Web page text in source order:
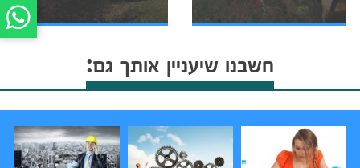
חשבנו שיעניין אותך גם: